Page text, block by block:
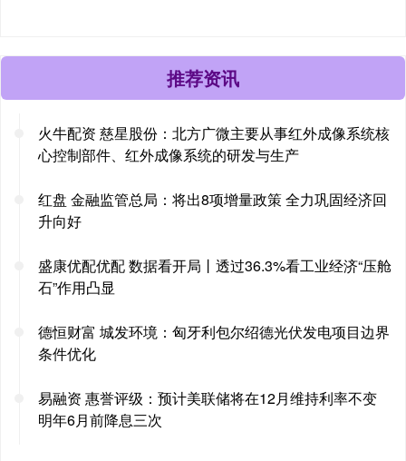
推荐资讯
火牛配资 慈星股份：北方广微主要从事红外成像系统核
心控制部件、红外成像系统的研发与生产
红盘 金融监管总局：将出8项增量政策 全力巩固经济回
升向好
盛康优配优配 数据看开局丨透过36.3%看工业经济“压舱
石”作用凸显
德恒财富 城发环境：匈牙利包尔绍德光伏发电项目边界
条件优化
易融资 惠誉评级：预计美联储将在12月维持利率不变
明年6月前降息三次